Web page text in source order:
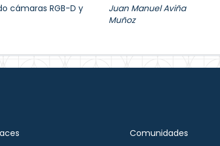
cámaras RGB-D y
Juan Manuel Aviña
Muñoz
Comunidades